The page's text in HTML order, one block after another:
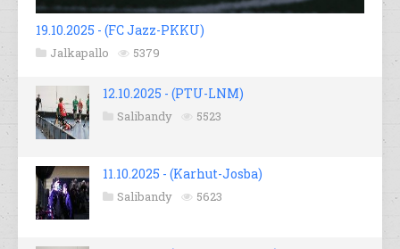
19.10.2025 - (FC Jazz-PKKU)
Jalkapallo 5379
12.10.2025 - (PTU-LNM)
Salibandy 5523
11.10.2025 - (Karhut-Josba)
Salibandy 5623